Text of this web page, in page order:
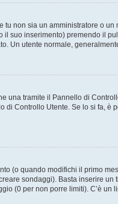
tu non sia un amministratore o
il suo inserimento) premendo il
Un utente normale,
una tramite il Pannello di
di Controllo Utente. Se lo si fa,
(o quando modifichi il primo
sondaggi). Basta inserire
(0 per non porre limiti). C’è